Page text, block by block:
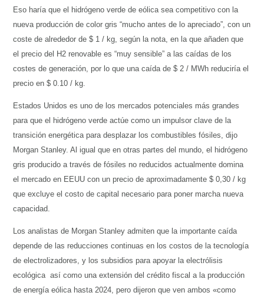
Eso haría que el hidrógeno verde de eólica sea competitivo con la
nueva producción de color gris “mucho antes de lo apreciado”, con un
coste de alrededor de $ 1 / kg, según la nota, en la que añaden que
el precio del H2 renovable es “muy sensible” a las caídas de los
costes de generación, por lo que una caída de $ 2 / MWh reduciría el
precio en $ 0.10 / kg.
Estados Unidos es uno de los mercados potenciales más grandes
para que el hidrógeno verde actúe como un impulsor clave de la
transición energética para desplazar los combustibles fósiles, dijo
Morgan Stanley. Al igual que en otras partes del mundo, el hidrógeno
gris producido a través de fósiles no reducidos actualmente domina
el mercado en EEUU con un precio de aproximadamente $ 0,30 / kg
que excluye el costo de capital necesario para poner marcha nueva
capacidad.
Los analistas de Morgan Stanley admiten que la importante caída
depende de las reducciones continuas en los costos de la tecnología
de electrolizadores, y los subsidios para apoyar la electrólisis
ecológica así como una extensión del crédito fiscal a la producción
de energía eólica hasta 2024, pero dijeron que ven ambos «como